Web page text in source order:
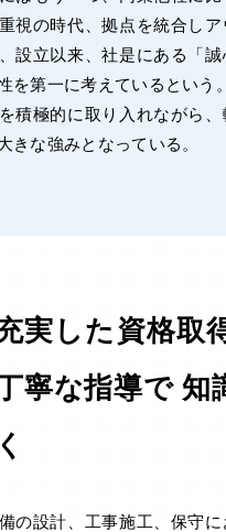
視の時代、拠点を統合し
設立以来、社是にある「
を第一に考えているという。
積極的に取り入れながら、
きな強みとなっている。
実した資格取
寧な指導で 知
く
の設計、工事施工、保守に